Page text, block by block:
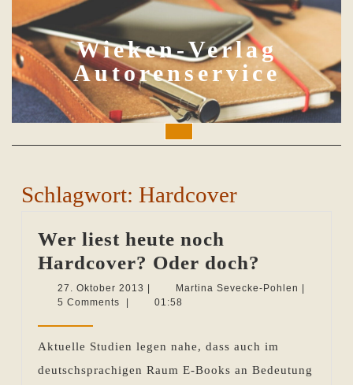
to
content
Wieken-Verlag
Autorenservice
Button
Schlagwort: Hardcover
Wer liest heute noch
Hardcover? Oder doch?
liest
Oder
27. Oktober 2013 27.
Oktober
Martina Sevecke-Pohlen Martina
5 Comments
01:58
Aktuelle Studien legen nahe, dass auch im
deutschsprachigen Raum E-Books an Bedeutung